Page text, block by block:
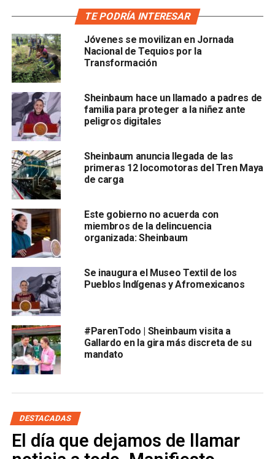
confirmados de covid-19, lo que representa un incremento
de 3.5 por ciento del total de contagios de esta
enfermedad.
En tanto, en San Luis Potosí se han registrado 1375
casos acumulados de covid-19, 67 casos más de los
informados por la Secretaría de Salud estatal en rueda de
casos activos. Además, la tasa de incidencia es
aproximadamente de 15 casos activos por cada 100 mil
habitantes.
Sobre la ocupación hospitalaria, Alomía Zegarra detalló
que San Luis Potosí tiene89 por ciento de
disponibilidad de camas de hospitalización general
y 74 por ciento de disponibilidad en camas de ventilador.
Hay más de 26 mil trabajadores de la
salud que han enfermado de covid
Alomía Zegarra también habló sobre el panorama de
contagios entre los trabajadores de la Salud, que
TE PODRÍA INTERESAR
Jóvenes se movilizan en Jornada
Nacional de Tequios por la
Transformación
Sheinbaum hace un llamado a padres de
familia para proteger a la niñez ante
peligros digitales
Sheinbaum anuncia llegada de las
primeras 12 locomotoras del Tren Maya
de carga
Este gobierno no acuerda con
miembros de la delincuencia
organizada: Sheinbaum
Se inaugura el Museo Textil de los
Pueblos Indígenas y Afromexicanos
#ParenTodo | Sheinbaum visita a
Gallardo en la gira más discreta de su
mandato
DESTACADAS
El día que dejamos de llamar